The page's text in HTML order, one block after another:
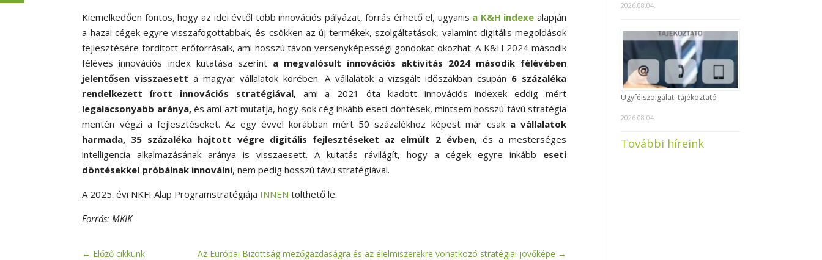
Kiemelkedően fontos, hogy az idei évtől több innovációs pályázat, forrás érhető el, ugyanis a K&H indexe alapján
a hazai cégek egyre visszafogottabbak, és csökken az új termékek, szolgáltatások, valamint digitális megoldások
fejlesztésére fordított erőforrásaik, ami hosszú távon versenyképességi gondokat okozhat. A K&H 2024 második
féléves innovációs index kutatása szerint a megvalósult innovációs aktivitás 2024 második félévében
jelentősen visszaesett a magyar vállalatok körében. A vállalatok a vizsgált időszakban csupán 6 százaléka
rendelkezett írott innovációs stratégiával,ami a 2021 óta kiadott innovációs indexek eddig mért
legalacsonyabb aránya,és ami azt mutatja, hogy sok cég inkább eseti döntések, mintsem hosszú távú stratégia
mentén végzi a fejlesztéseket. Az egy évvel korábban mért 50 százalékhoz képest már csak a vállalatok
harmada, 35 százaléka hajtott végre digitális fejlesztéseket az elmúlt 2 évben, és a mesterséges
intelligencia alkalmazásának aránya is visszaesett. A kutatás rávilágít, hogy a cégek egyre inkább eseti
döntésekkel próbálnak innoválni, nem pedig hosszú távú stratégiával.
A 2025. évi NKFI Alap Programstratégiája INNEN tölthető le.
Forrás: MKIK
← Előző cikkünk Az Európai Bizottság mezőgazdaságra és az élelmiszerekre vonatkozó stratégiai jövőképe →
2026.08.04.
Ügyfélszolgálati tájékoztató
2026.08.04.
További híreink